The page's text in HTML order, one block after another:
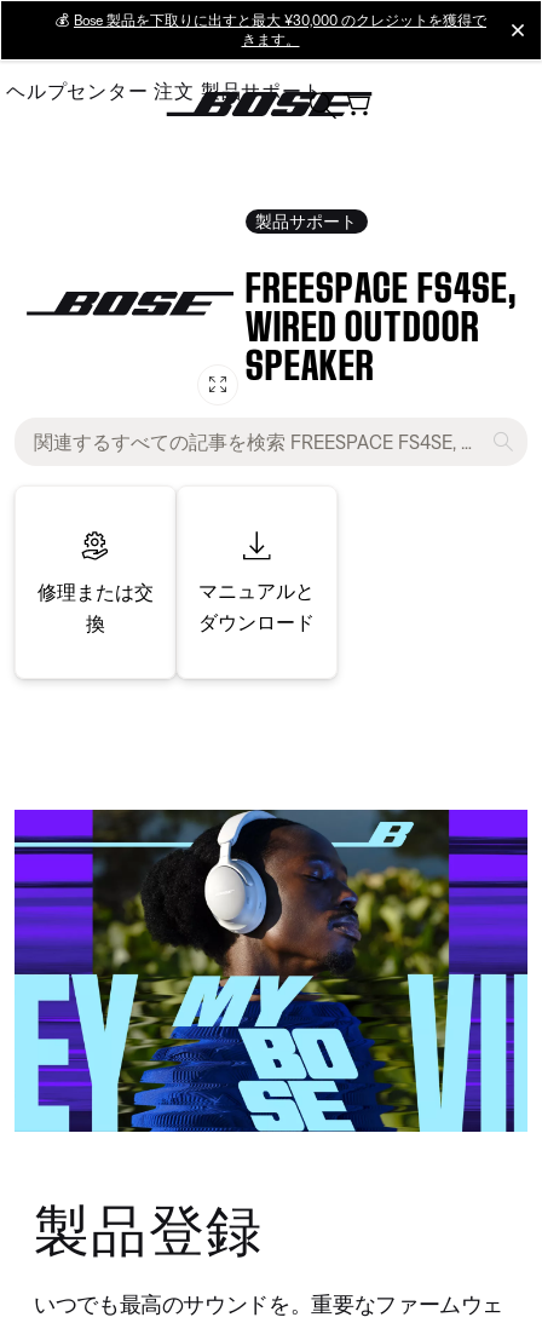
Main
💰 Bose 製品を下取りに出すと最大 ¥30,000 のクレジットを獲得で
きます。
ヘルプセンター 注文 製品サポート
製品サポート
FREESPACE FS4SE,
WIRED OUTDOOR
SPEAKER
修理または交
換
マニュアルと
ダウンロード
製品登録
いつでも最高のサウンドを。重要なファームウェ